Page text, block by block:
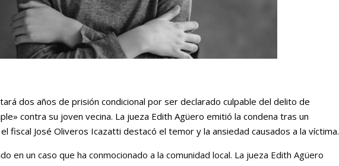
dos años de prisión condicional por ser declarado culpable del delito de
contra su joven vecina. La jueza Edith Agüero emitió la condena tras un
fiscal José Oliveros Icazatti destacó el temor y la ansiedad causados a la víctima.
en un caso que ha conmocionado a la comunidad local. La jueza Edith Agüero